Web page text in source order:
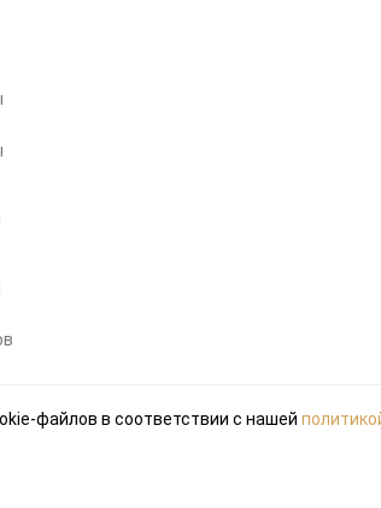
файлов в соответствии с нашей